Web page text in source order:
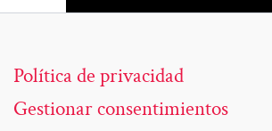
Política de privacidad
Gestionar consentimientos